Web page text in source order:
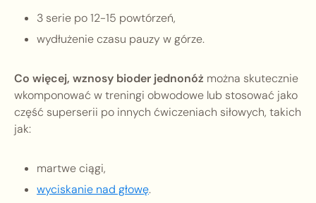
3 serie po 12-15 powtórzeń,
wydłużenie czasu pauzy w górze.
Co więcej, wznosy bioder jednonóż można skutecznie
wkomponować w treningi obwodowe lub stosować jako
część superserii po innych ćwiczeniach siłowych, takich
jak:
martwe ciągi,
wyciskanie nad głowę.